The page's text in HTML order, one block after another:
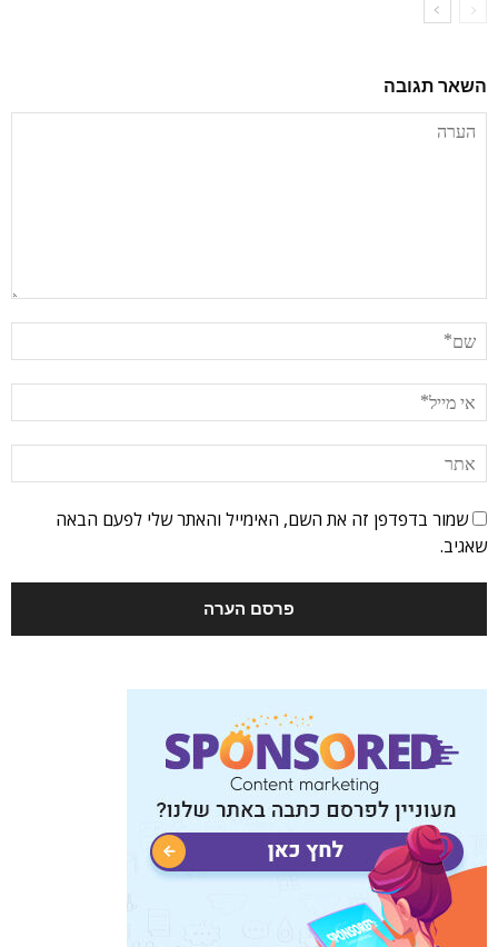
השאר תגובה
שמור בדפדפן זה את השם, האימייל והאתר שלי לפעם הבאה
שאגיב.